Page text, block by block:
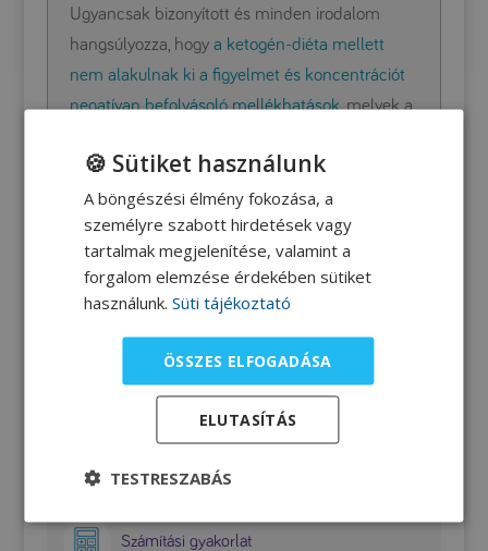
Ugyancsak bizonyított és minden irodalom
hangsúlyozza, hogy a ketogén-diéta mellett
nem alakulnak ki a figyelmet és koncentrációt
negatívan befolyásoló mellékhatások, melyek a
megfigyelhetőek.
SEGÉDLETEK SZÜLŐKNEK
Zsír-fehérje arány
Élelmiszerek összetétele
Számítási gyakorlat
🍪 Sütiket használunk
A böngészési élmény fokozása, a
személyre szabott hirdetések vagy
tartalmak megjelenítése, valamint a
forgalom elemzése érdekében sütiket
használunk. Süti tájékoztató
ÖSSZES ELFOGADÁSA
ELUTASÍTÁS
TESTRESZABÁS